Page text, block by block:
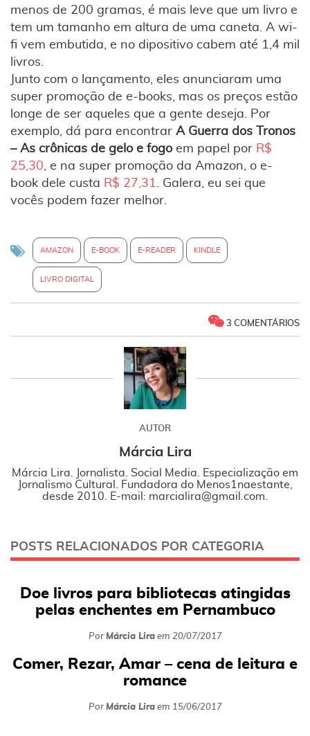
menos de 200 gramas, é mais leve que um livro e
tem um tamanho em altura de uma caneta. A wi-
fi vem embutida, e no dipositivo cabem até 1,4 mil
livros.
Junto com o lançamento, eles anunciaram uma
super promoção de e-books, mas os preços estão
longe de ser aqueles que a gente deseja. Por
exemplo, dá para encontrar A Guerra dos Tronos
– As crônicas de gelo e fogoem papel por R$
25,30, e na super promoção da Amazon, o e-
book dele custa R$ 27,31. Galera, eu sei que
vocês podem fazer melhor.
AMAZON E-BOOK E-READER KINDLE
LIVRO DIGITAL
3 COMENTÁRIOS
AUTOR
Márcia Lira
Márcia Lira. Jornalista. Social Media. Especialização em
Jornalismo Cultural. Fundadora do Menos1naestante,
desde 2010. E-mail: marcialira@gmail.com.
POSTS RELACIONADOS POR CATEGORIA
Doe livros para bibliotecas atingidas
pelas enchentes em Pernambuco
Por Márcia Liraem 20/07/2017
Comer, Rezar, Amar – cena de leitura e
romance
Por Márcia Liraem 15/06/2017